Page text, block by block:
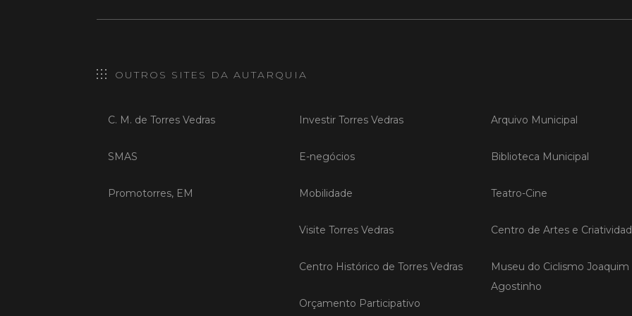
A
OUTROS SITES DA AUTARQUIA
C. M. de Torres Vedras
SMAS
Promotorres, EM
Investir Torres Vedras
E-negócios
Mobilidade
Visite Torres Vedras
Centro Histórico de Torres Vedras
Orçamento Participativo
Arquivo Municipal
Biblioteca Municipal
Teatro-Cine
Centro de Artes e
Museu do Ciclismo Joaquim
Agostinho